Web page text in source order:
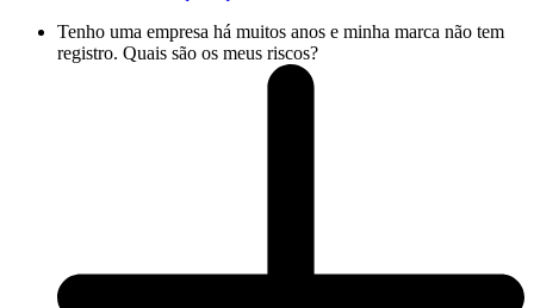
Tenho uma empresa há muitos anos e minha marca não tem
registro. Quais são os meus riscos?